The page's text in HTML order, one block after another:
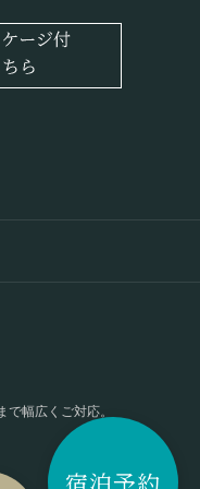
宿泊予約
幅広くご対応。